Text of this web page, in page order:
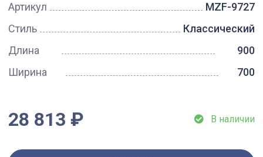
Артикул
MZF-9727
Стиль
Классический
Длина
900
Ширина
700
28 813 ₽ В наличии